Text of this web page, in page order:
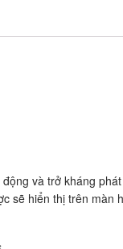
và trở kháng
sẽ hiển thị trên màn